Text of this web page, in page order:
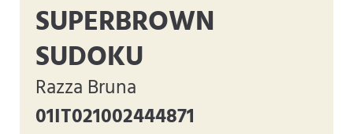
SUPERBROWN
SUDOKU
Razza Bruna
01IT021002444871